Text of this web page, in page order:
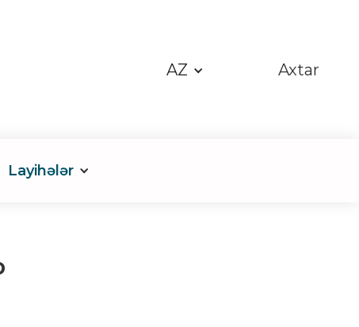
AZ Axtar
Layihələr